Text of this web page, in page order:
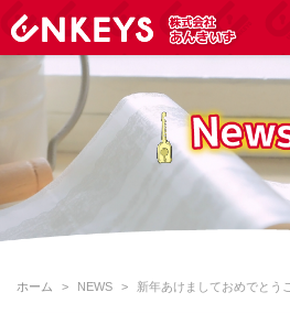
ホーム NEWS 新年あけましておめでとう